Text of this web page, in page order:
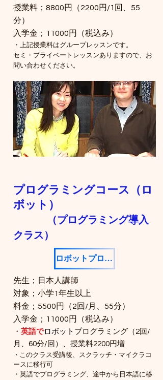
​授業料；8800円（2200円/1回、55
分）
​入学金；11000円（税込み）
​・上記授業料はグループレッスンです。
​セミ・プライベートレッスンありますので、お
問い合わせください。
​プログラミングコース（ロ
ボット）
（プログラミング導入
クラス）
ロボットプログラミング
先生；日本人講師
対象；小学1年生以上
​料金；5500円（2回/月、55分）
​入学金；11000円（税込み）
・ 英語でロボット プログラミング（2回/
月、60分/回）、授業料2200円増
​・ このクラス受講後、スクラッチ・マイクラコ
ースに移行可
​・英語でプログラミング、途中から日本語に移